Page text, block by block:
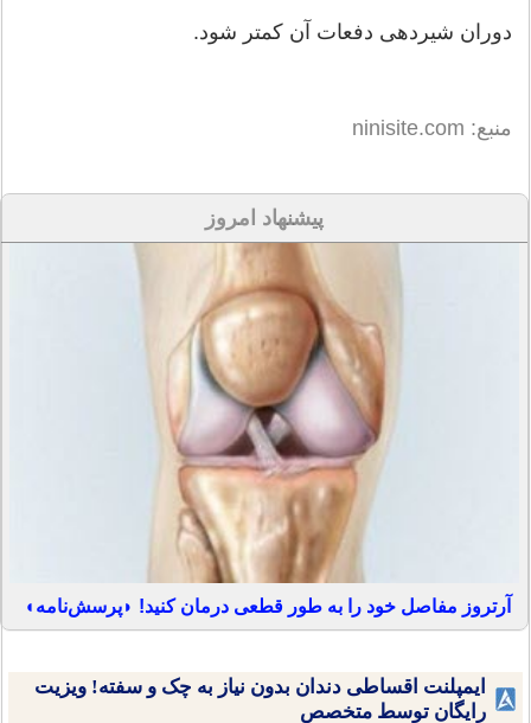
دوران شیردهی دفعات آن کمتر شود.
منبع: ninisite.com
پیشنهاد امروز
آرتروز مفاصل خود را به طور قطعی درمان کنید! ◗پرسش‌نامه◖
ایمپلنت اقساطی دندان بدون نیاز به چک و سفته! ویزیت
رایگان توسط متخصص